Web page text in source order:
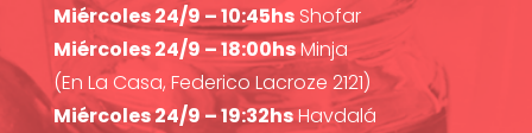
Miércoles 24/9 – 10:45hsShofar
Miércoles 24/9 – 18:00hsMinja
(En La Casa, Federico Lacroze 2121)
Miércoles 24/9 – 19:32hsHavdalá